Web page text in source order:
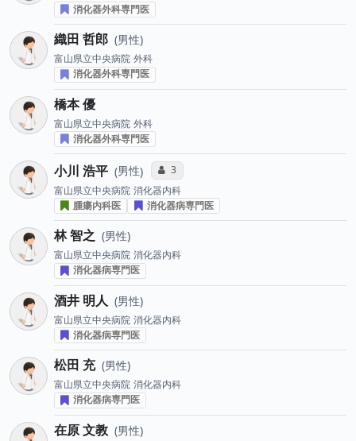
消化器外科専門医
織田 哲郎 男性
富山県立中央病院 外科
消化器外科専門医
橋本 優
富山県立中央病院 外科
消化器外科専門医
小川 浩平 男性 コミュニケーション・タイプ投票数
3
富山県立中央病院 消化器内科
腫瘍内科医
消化器病専門医
林 智之 男性
富山県立中央病院 消化器内科
消化器病専門医
酒井 明人 男性
富山県立中央病院 消化器内科
消化器病専門医
松田 充 男性
富山県立中央病院 消化器内科
消化器病専門医
在原 文教 男性